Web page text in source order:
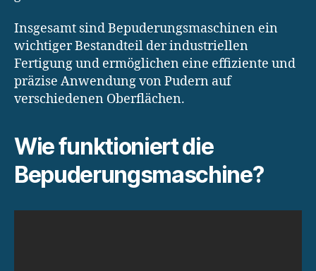
Insgesamt sind Bepuderungsmaschinen ein
wichtiger Bestandteil der industriellen
Fertigung und ermöglichen eine effiziente und
präzise Anwendung von Pudern auf
verschiedenen Oberflächen.
Wie funktioniert die
Bepuderungsmaschine?